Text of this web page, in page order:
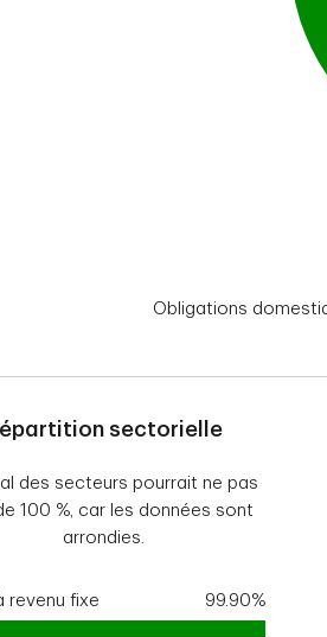
Obligations
sectorielle
des secteurs pourrait ne pas
100 %, car les données sont
arrondies.
revenu fixe 99.90%